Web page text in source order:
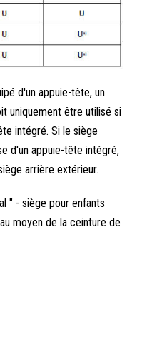
d'un appuie-tête, un
uniquement être utilisé si
intégré. Si le siège
d'un appuie-tête intégré,
arrière extérieur.
" - siège pour enfants
moyen de la ceinture de